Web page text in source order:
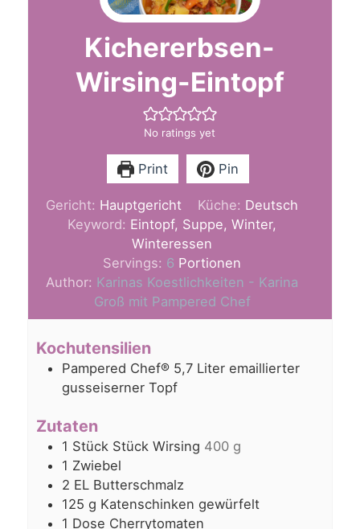
Kichererbsen-
Wirsing-Eintopf
No ratings yet
Print Pin
Gericht: Hauptgericht Küche: Deutsch
Keyword: Eintopf, Suppe, Winter,
Winteressen
Servings: 6 Portionen
Author: Karinas Koestlichkeiten - Karina
Groß mit Pampered Chef
Kochutensilien
Pampered Chef® 5,7 Liter emaillierter
gusseiserner Topf
Zutaten
1 Stück Stück Wirsing 400 g
1 Zwiebel
2 EL Butterschmalz
125 g Katenschinken gewürfelt
1 Dose Cherrytomaten